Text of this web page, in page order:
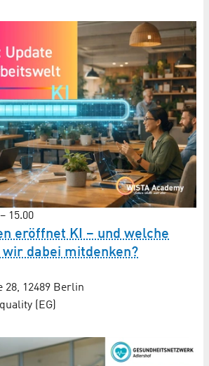
15.00
eröffnet KI – und welche
dabei mitdenken?
28, 12489 Berlin
(EG)